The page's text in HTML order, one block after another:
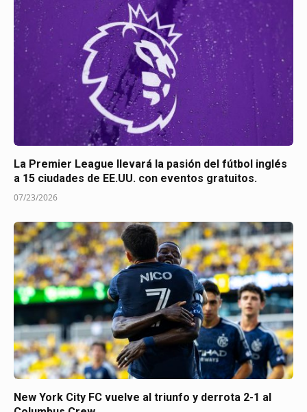
La Premier League llevará la pasión del fútbol inglés
a 15 ciudades de EE.UU. con eventos gratuitos.
07/23/2026
New York City FC vuelve al triunfo y derrota 2-1 al